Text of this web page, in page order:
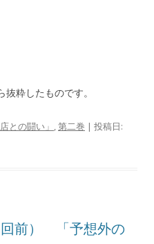
抜粋したものです。
の闘い」 ,第二巻 | 投稿日:
前） 「予想外の